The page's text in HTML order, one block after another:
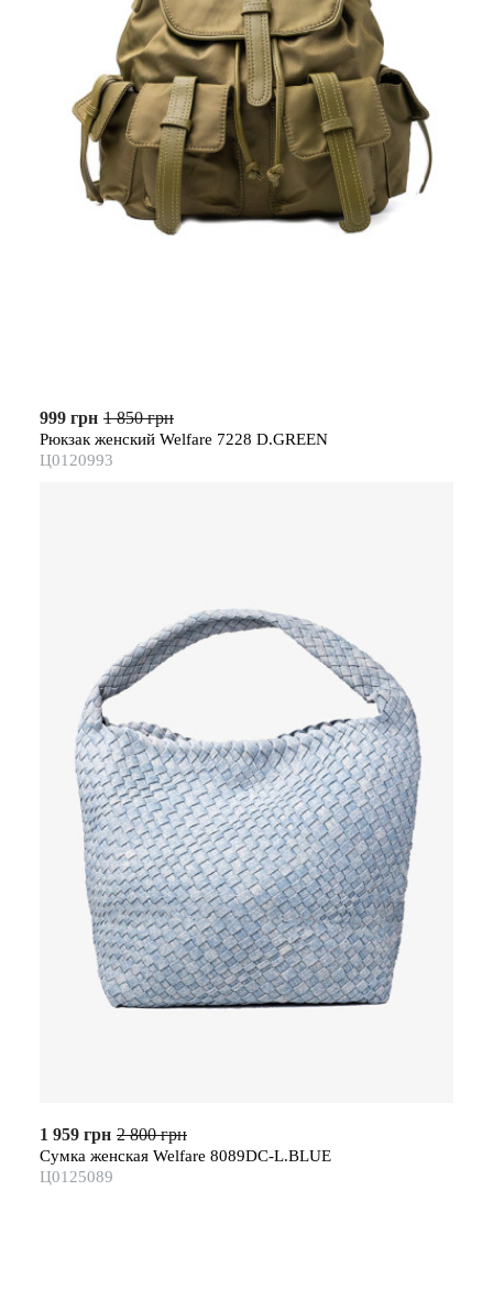
999 грн 1 850 грн
Рюкзак женский Welfare 7228 D.GREEN
Ц0120993
1 959 грн 2 800 грн
Сумка женская Welfare 8089DC-L.BLUE
Ц0125089